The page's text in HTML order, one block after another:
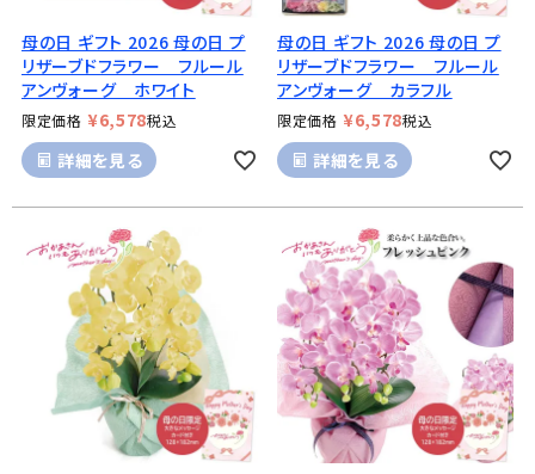
母の日 ギフト 2026 母の日 プ
リザーブドフラワー フルール
アンヴォーグ ホワイト
限定価格 ¥6,578税込
詳細を見る
母の日 ギフト 2026 母の日 プ
リザーブドフラワー フルール
アンヴォーグ カラフル
限定価格 ¥6,578税込
詳細を見る